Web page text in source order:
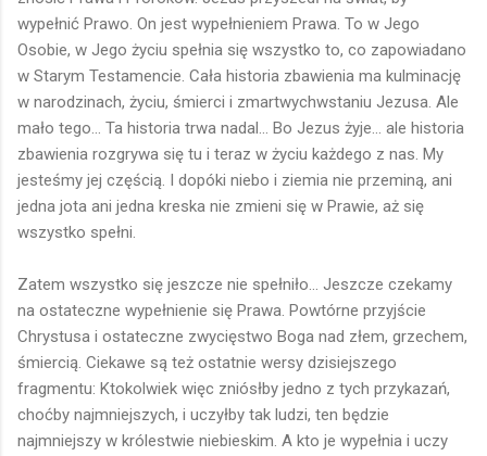
wypełnić Prawo. On jest wypełnieniem Prawa. To w Jego
Osobie, w Jego życiu spełnia się wszystko to, co zapowiadano
w Starym Testamencie. Cała historia zbawienia ma kulminację
w narodzinach, życiu, śmierci i zmartwychwstaniu Jezusa. Ale
mało tego... Ta historia trwa nadal... Bo Jezus żyje... ale historia
zbawienia rozgrywa się tu i teraz w życiu każdego z nas. My
jesteśmy jej częścią. I dopóki niebo i ziemia nie przeminą, ani
jedna jota ani jedna kreska nie zmieni się w Prawie, aż się
wszystko spełni.
Zatem wszystko się jeszcze nie spełniło... Jeszcze czekamy
na ostateczne wypełnienie się Prawa. Powtórne przyjście
Chrystusa i ostateczne zwycięstwo Boga nad złem, grzechem,
śmiercią. Ciekawe są też ostatnie wersy dzisiejszego
fragmentu: Ktokolwiek więc zniósłby jedno z tych przykazań,
choćby najmniejszych, i uczyłby tak ludzi, ten będzie
najmniejszy w królestwie niebieskim. A kto je wypełnia i uczy